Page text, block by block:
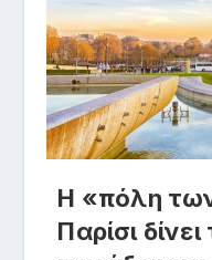
Η «πόλη
Παρίσι